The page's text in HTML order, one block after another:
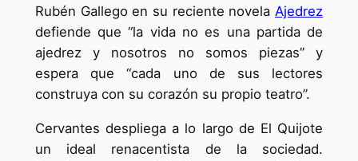
Rubén Gallego en su reciente novelaAjedrez
defiende que “la vida no es una partida de
ajedrez y nosotros no somos piezas” y
espera que “cada uno de sus lectores
construya con su corazón su propio teatro”.
Cervantes despliega a lo largo de El Quijote
un ideal renacentista de la sociedad.